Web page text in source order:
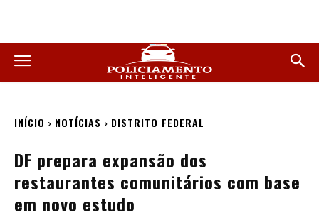
INÍCIO NOTÍCIAS DISTRITO FEDERAL
DF prepara expansão dos
restaurantes comunitários com base
em novo estudo